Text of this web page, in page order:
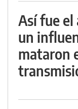
Así fue
un
mataron